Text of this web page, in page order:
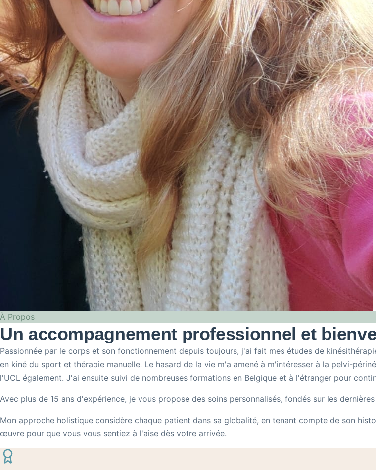
À Propos
Un accompagnement professionnel et
Passionnée par le corps et son fonctionnement depuis toujours, j'ai fait mes études de
en kiné du sport et thérapie manuelle. Le hasard de la vie m'a amené à m'intéresser à la pelvi-
l'UCL également. J'ai ensuite suivi de nombreuses formations en Belgique et à l'étranger pour
Avec plus de 15 ans d'expérience, je vous propose des soins personnalisés, fondés sur les
Mon approche holistique considère chaque patient dans sa globalité, en tenant compte de son
œuvre pour que vous vous sentiez à l'aise dès votre arrivée.